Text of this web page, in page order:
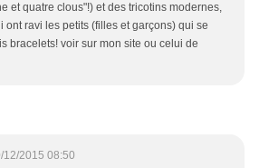
et quatre clous"!) et des tricotins modernes,
ont ravi les petits (filles et garçons) qui se
bracelets! voir sur mon site ou celui de
12/2015 08:50